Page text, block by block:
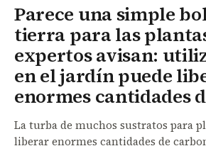
Parece una simple
tierra para las
expertos avisan:
en el jardín puede
enormes cantidades
La turba de muchos sustratos para
liberar enormes cantidades de